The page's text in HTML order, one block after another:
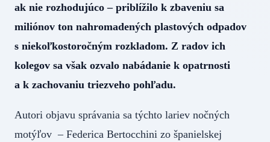
ak nie rozhodujúco – priblížilo k zbaveniu sa
miliónov ton nahromadených plastových odpadov
s niekoľkostoročným rozkladom. Z radov ich
kolegov sa však ozvalo nabádanie k opatrnosti
a k zachovaniu triezveho pohľadu.
Autori objavu správania sa týchto lariev nočných
motýľov – Federica Bertocchini zo španielskej